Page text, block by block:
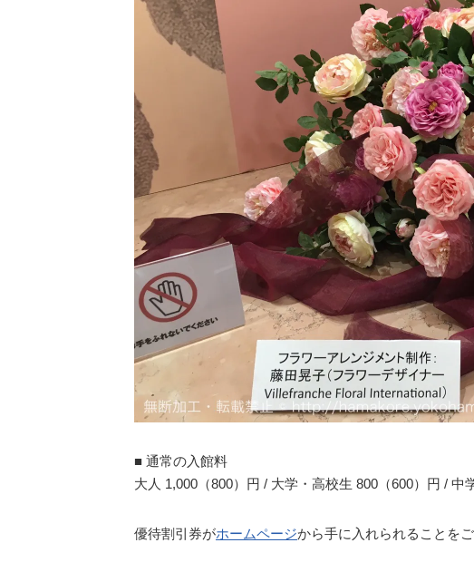
■ 通常の入館料
大人 1,000（800）円 / 大学・高校生 800（600）円 / 中
優待割引券がホームページから手に入れられることを